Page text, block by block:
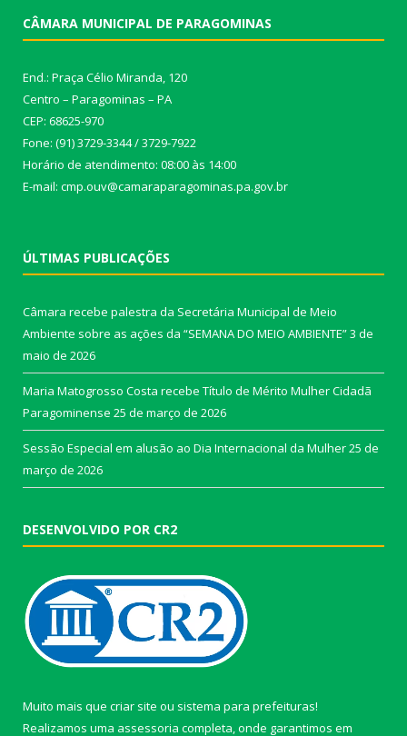
CÂMARA MUNICIPAL DE PARAGOMINAS
End.: Praça Célio Miranda, 120
Centro – Paragominas – PA
CEP: 68625-970
Fone: (91) 3729-3344 / 3729-7922
Horário de atendimento: 08:00 às 14:00
E-mail: cmp.ouv@camaraparagominas.pa.gov.br
ÚLTIMAS PUBLICAÇÕES
Câmara recebe palestra da Secretária Municipal de Meio
Ambiente sobre as ações da “SEMANA DO MEIO AMBIENTE”3 de
maio de 2026
Maria Matogrosso Costa recebe Título de Mérito Mulher Cidadã
Paragominense 25 de março de 2026
Sessão Especial em alusão ao Dia Internacional da Mulher25 de
março de 2026
DESENVOLVIDO POR CR2
Muito mais que criar site ou sistema para prefeituras!
Realizamos uma assessoria completa, onde garantimos em